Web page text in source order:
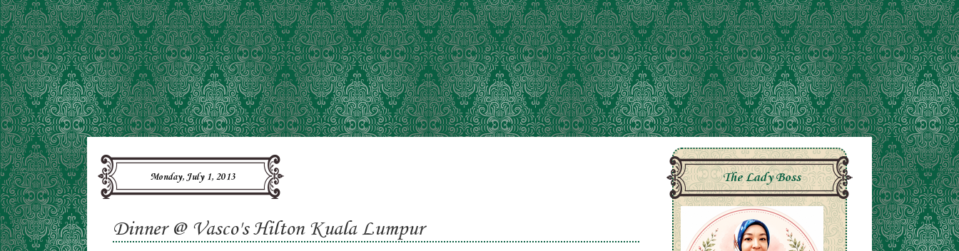
Monday, July 1, 2013
Dinner @ Vasco's Hilton Kuala Lumpur
The Lady Boss